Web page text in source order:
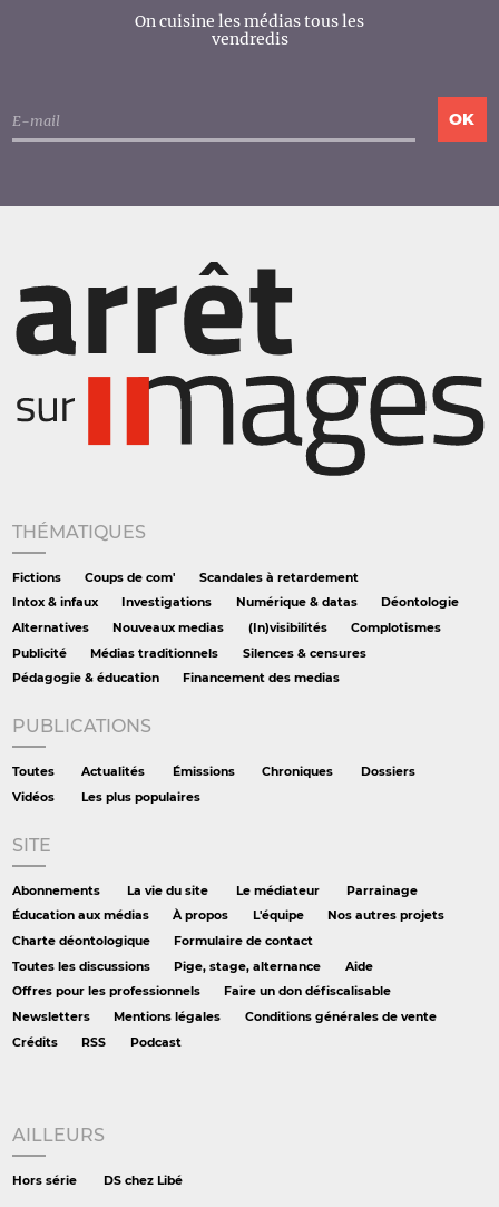
On cuisine les médias tous les
vendredis
THÉMATIQUES
Fictions Coups de com'
Scandales à retardement
Intox & infaux
Investigations Numérique & datas
Déontologie
Alternatives
Nouveaux medias (In)visibilités
Complotismes
Publicité
Médias traditionnels
Silences & censures
Pédagogie & éducation
Financement des medias
PUBLICATIONS
Toutes Actualités Émissions Chroniques
Dossiers
Vidéos
Les plus populaires
SITE
Abonnements La vie du site Le médiateur
Parrainage
Éducation aux médias
À propos L'équipe
Nos autres projets
Charte déontologique
Formulaire de contact
Toutes les discussions
Pige, stage, alternance
Aide
Offres pour les professionnels
Faire un don défiscalisable
Newsletters
Mentions légales
Conditions générales de vente
Crédits
RSS Podcast
AILLEURS
Hors série DS chez Libé